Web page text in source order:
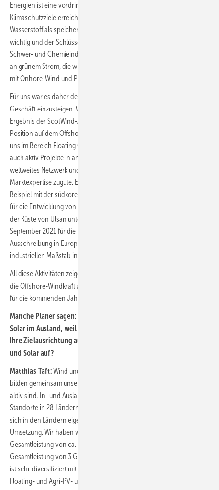
Energien ist eine vordringliche Aufgabe, wenn wir unsere
Klimaschutzziele erreichen wollen. Ein Kernelement dabei ist grüner
Wasserstoff als speicherbarer Energieträger, der für die Industrie sehr
wichtig und der Schlüssel zur Dekarbonisierung von Sektoren wie der
Schwer- und Chemieindustrie werden wird. Die gewaltigen Mengen
an grünem Strom, die wir hierfür benötigen, werden sich nicht allein
mit Onhore-Wind und PV beschaffen lassen.
Für uns war es daher der nächste logische Schritt, ins Offshore-Wind-
Geschäft einzusteigen. Wir freuen uns nun besonders über das
Ergebnis der ScotWind-Ausschreibung, da dieser Erfolg unsere
Position auf dem Offshore-Markt stärkt und einen wichtigen Schritt für
uns im Bereich Floating Offshore darstellt. Gleichzeitig verfolgen wir
auch aktiv Projekte in anderen Ländern. Hier kommen uns unser
weltweites Netzwerk und unsere Teams vor Ort mit lokaler
Marktexpertise zugute. Ende November 2021 hat BayWa r.e. zum
Beispiel mit der südkoreanischen Stadt Ulsan eine Absichtserklärung
für die Entwicklung von schwimmenden Offshore-Windprojekten vor
der Küste von Ulsan unterzeichnet. Darüber hinaus haben wir uns im
September 2021 für die Teilnahme an der bisher größten
Ausschreibung in Europa für schwimmende Windenergieanlagen im
industriellen Maßstab in der Bretagne, Frankreich, qualifiziert.
All diese Aktivitäten zeigen die Bereitschaft unseres Unternehmens, in
die Offshore-Windkraft als wichtigen Teil unserer Wachstumsstrategie
für die kommenden Jahre zu investieren.
Manche Planer sagen: Windkraft machen wir in Deutschland und
Solar im Ausland, weil Solar nicht so kompliziert ist. Wie sieht
Ihre Zielausrichtung aus? Wie teilen sich bei Ihnen derzeit Wind
und Solar auf?
Matthias Taft:Wind und PV sind für uns gleichermaßen wichtig und
bilden gemeinsam unser Kerngeschäft in den Ländern, in denen wir
aktiv sind. In- und Ausland ist für uns dabei keine Kategorie, wir haben
Standorte in 28 Ländern und die Kolleginnen und Kollegen kümmern
sich in den Ländern eigenständig um die Projektentwicklung und
Umsetzung. Wir haben weltweit über 100 Windprojekte mit einer
Gesamtleistung von ca. 2 GW und 150 Solarprojekte mit einer
Gesamtleistung von 3 GW MW umgesetzt. Unser Entwicklungsgeschäft
ist sehr diversifiziert mit Wind Onshore, Freiflächen-PV sowie
Floating- und Agri-PV- und Wind Offshore rundet dieses Portfolio nun